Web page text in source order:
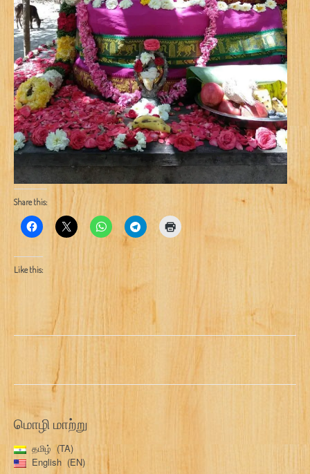
Share this:
Like this:
மொழி மாற்று
தமிழ்
TA
English
EN